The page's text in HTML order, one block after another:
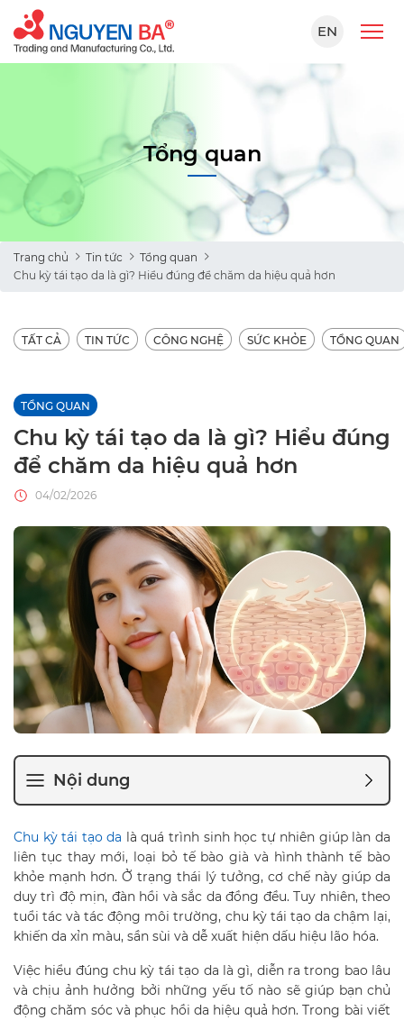
EN
Tổng quan
Trang chủ Tin tức
Tổng quan
Chu kỳ tái tạo da là gì? Hiểu đúng để chăm da hiệu quả hơn
TẤT CẢ TIN TỨC CÔNG NGHỆ SỨC KHỎE TỔNG QUAN
TỔNG QUAN
Chu kỳ tái tạo da là gì? Hiểu đúng
để chăm da hiệu quả hơn
04/02/2026
Nội dung
Chu kỳ tái tạo da là quá trình sinh học tự nhiên giúp làn da
liên tục thay mới, loại bỏ tế bào già và hình thành tế bào
khỏe mạnh hơn. Ở trạng thái lý tưởng, cơ chế này giúp da
duy trì độ mịn, đàn hồi và sắc da đồng đều. Tuy nhiên, theo
tuổi tác và tác động môi trường, chu kỳ tái tạo da chậm lại,
khiến da xỉn màu, sần sùi và dễ xuất hiện dấu hiệu lão hóa.
Việc hiểu đúng chu kỳ tái tạo da là gì, diễn ra trong bao lâu
và chịu ảnh hưởng bởi những yếu tố nào sẽ giúp bạn chủ
động chăm sóc và phục hồi da hiệu quả hơn. Trong bài viết